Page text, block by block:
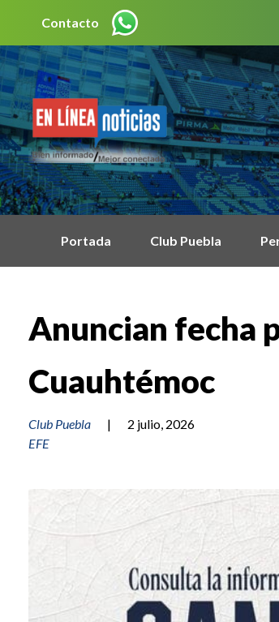
Contacto
Portada Club Puebla
Anuncian fecha
Cuauhtémoc
Club Puebla |
2 julio, 2026
EFE